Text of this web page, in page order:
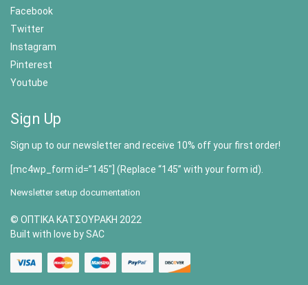
Facebook
Twitter
Instagram
Pinterest
Youtube
Sign Up
Sign up to our newsletter and receive 10% off your first order!
[mc4wp_form id=”145″] (Replace “145” with your form id).
Newsletter setup documentation
© ΟΠΤΙΚΑ ΚΑΤΣΟΥΡΑΚΗ 2022
Built with love by SAC